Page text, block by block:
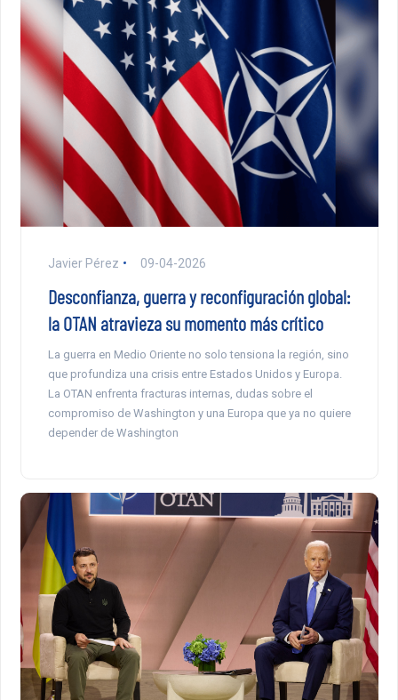
Javier Pérez 09-04-2026
Desconfianza, guerra y reconfiguración global:
la OTAN atravieza su momento más crítico
La guerra en Medio Oriente no solo tensiona la región, sino
que profundiza una crisis entre Estados Unidos y Europa.
La OTAN enfrenta fracturas internas, dudas sobre el
compromiso de Washington y una Europa que ya no quiere
depender de Washington